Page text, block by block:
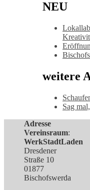
NEU
weitere
Sag
Adresse
Vereinsraum:
WerkStadtLaden
Dresdener
Straße 10
01877
Bischofswerda